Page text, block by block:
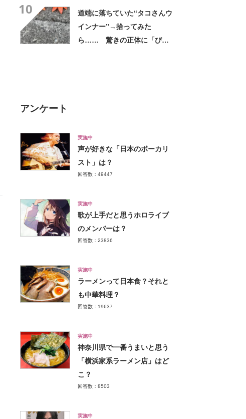
10
道端に落ちていた“タコさんウ
インナー”→拾ってみた
ら…… 驚きの正体に「びっ
アンケート
実施中
声が好きな「日本のボーカリ
スト」は？
回答数：49447
実施中
歌が上手だと思うホロライブ
のメンバーは？
回答数：23836
実施中
ラーメンって日本食？それと
も中華料理？
回答数：19637
実施中
神奈川県で一番うまいと思う
「横浜家系ラーメン店」はど
こ？
回答数：8503
実施中